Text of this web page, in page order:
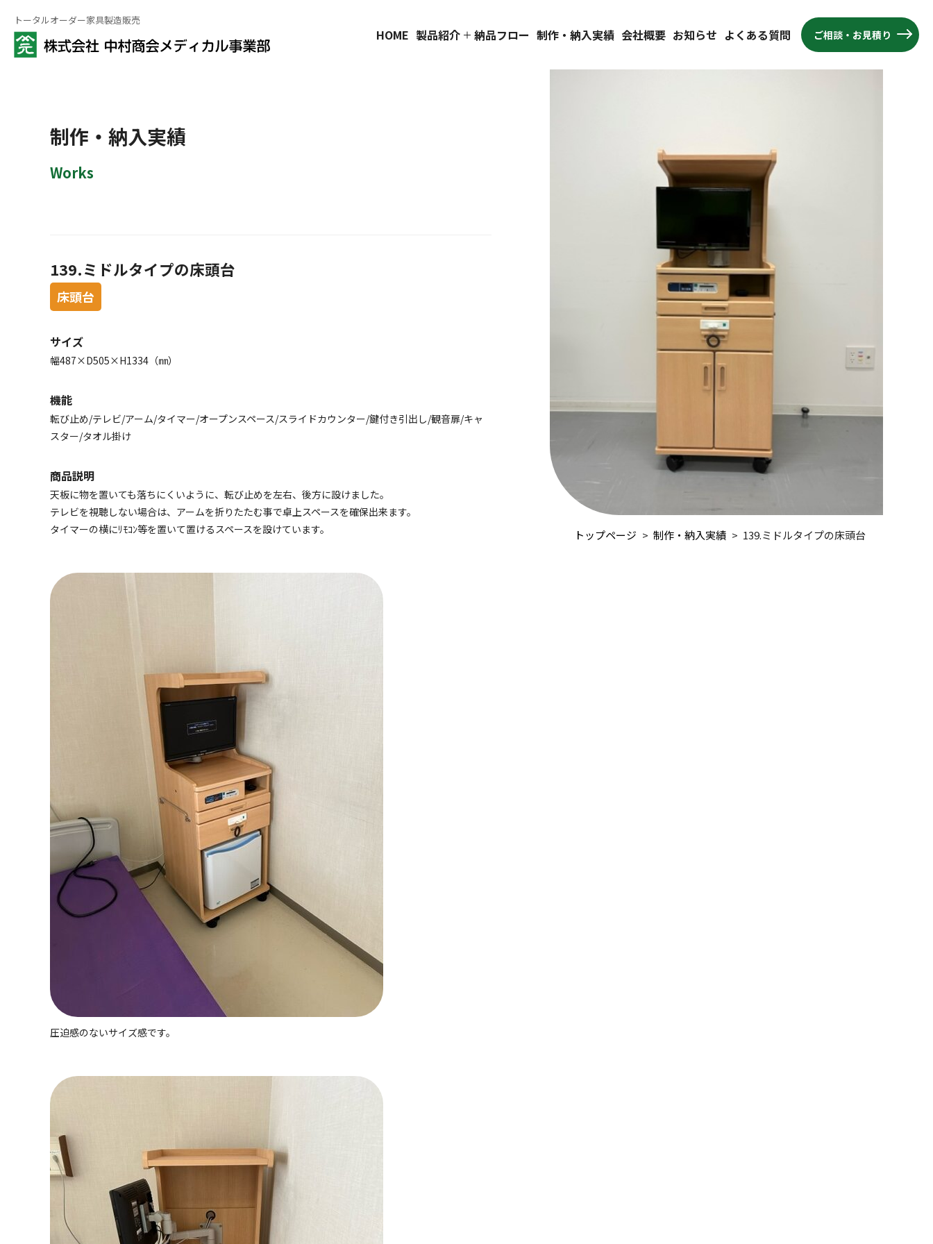
トータルオーダー家具製造販売
HOME 製品紹介 納品フロー 制作・納入実績 会社概要 お知らせ よくある質問 ご相談・お見積り
制作・納入実績
Works
139.ミドルタイプの床頭台
床頭台
サイズ
幅487×D505×H1334（㎜）
機能
転び止め/テレビ/アーム/タイマー/オープンスペース/スライドカウンター/鍵付き引出し/観音扉/キャ
スター/タオル掛け
商品説明
天板に物を置いても落ちにくいように、転び止めを左右、後方に設けました。
テレビを視聴しない場合は、アームを折りたたむ事で卓上スペースを確保出来ます。
タイマーの横にﾘﾓｺﾝ等を置いて置けるスペースを設けています。
圧迫感のないサイズ感です。
トップページ 制作・納入実績 139.ミドルタイプの床頭台